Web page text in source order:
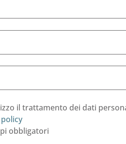
il trattamento dei dati
obbligatori